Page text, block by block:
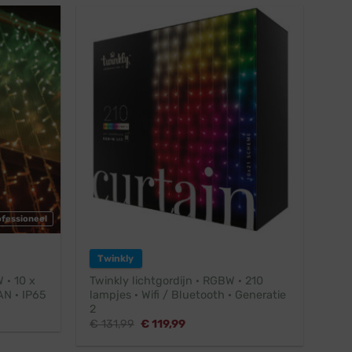
· 10 x
· IP65
Twinkly
Twinkly lichtgordijn · RGBW · 210
lampjes · Wifi / Bluetooth · Generatie
2
€131,99 Oorspronkelijke
€119,99Huidige